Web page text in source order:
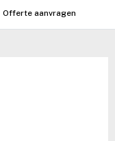
Offerte aanvragen